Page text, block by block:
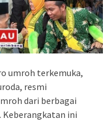
umroh terkemuka,
resmi
dari berbagai
Keberangkatan ini